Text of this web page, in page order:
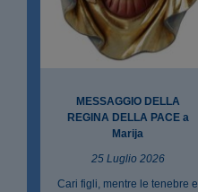
MESSAGGIO DELLA
REGINA DELLA PACE a
Marija
25 Luglio 2026
Cari figli, mentre le tenebre e